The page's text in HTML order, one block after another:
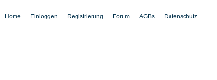
Home Einloggen Registrierung Forum AGBs Datenschutz